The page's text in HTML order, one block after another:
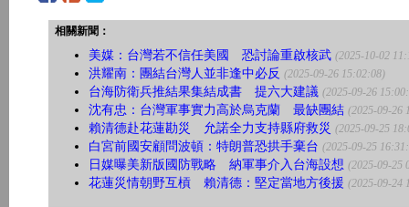
相關新聞：
美媒：台灣若不信任美國 恐討論重啟核武 (2025-10-02
洪耀南：團結台灣人並非逢中必反 (2025-09-26 15:02:08)
台海防衛兵推結果集結成書 提六大建議 (2025-09-26
沈有忠：台灣軍事實力高於烏克蘭 最缺團結 (2025-09-26
賴清德赴花蓮勘災 允諾全力支持縣府救災 (2025-09-25
白宮前國安顧問波頓：特朗普恐拱手棄台 (2025-09-25
日媒曝美新版國防戰略 納軍事介入台海設想 (2025-09-25
花蓮災情朝野互槓 賴清德：堅定當地方後援 (2025-09-24